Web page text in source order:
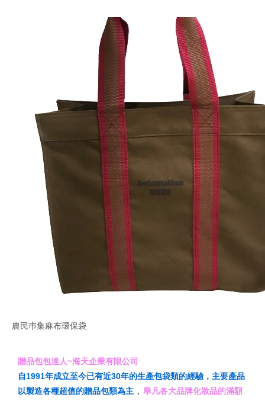
農民巿集麻布環保袋
贈品包包達人~海天企業有限公司
自1991年成立至今已有近30年的生產包袋類的經驗，主要產品
以製造各種超值的贈品包類為主 ， 舉凡各大品牌化妝品的滿額